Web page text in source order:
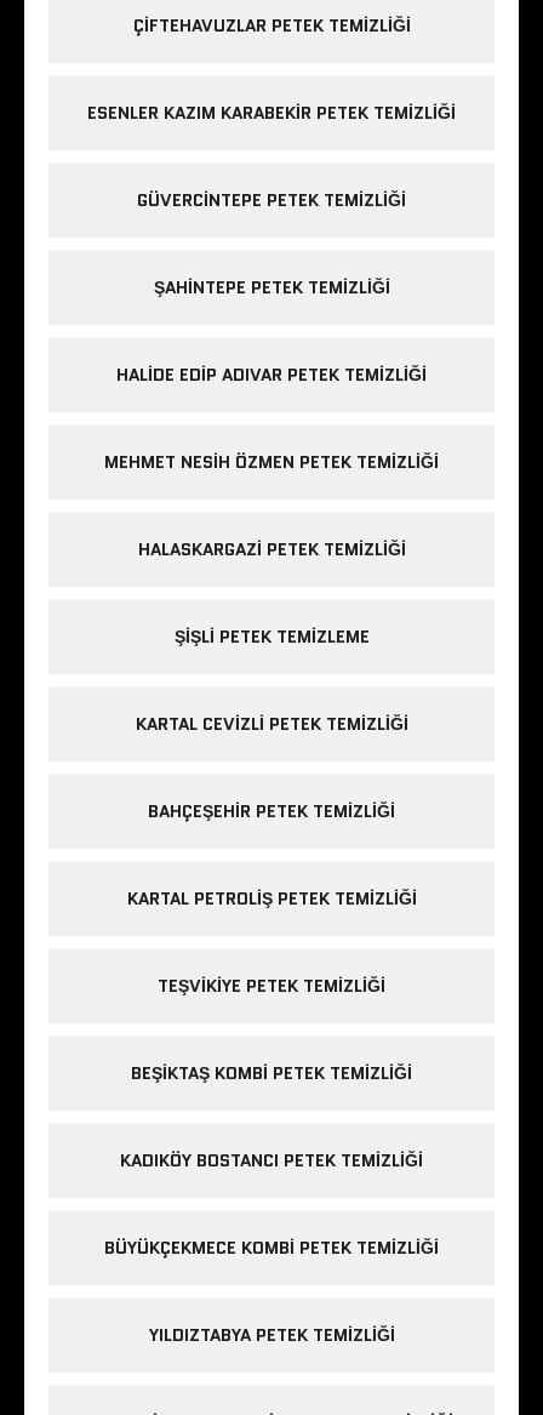
ÇIFTEHAVUZLAR PETEK TEMIZLIĞI
ESENLER KAZIM KARABEKIR PETEK TEMIZLIĞI
GÜVERCINTEPE PETEK TEMIZLIĞI
ŞAHINTEPE PETEK TEMIZLIĞI
HALIDE EDIP ADIVAR PETEK TEMIZLIĞI
MEHMET NESIH ÖZMEN PETEK TEMIZLIĞI
HALASKARGAZI PETEK TEMIZLIĞI
ŞIŞLI PETEK TEMIZLEME
KARTAL CEVIZLI PETEK TEMIZLIĞI
BAHÇEŞEHIR PETEK TEMIZLIĞI
KARTAL PETROLIŞ PETEK TEMIZLIĞI
TEŞVIKIYE PETEK TEMIZLIĞI
BEŞIKTAŞ KOMBI PETEK TEMIZLIĞI
KADIKÖY BOSTANCI PETEK TEMIZLIĞI
BÜYÜKÇEKMECE KOMBI PETEK TEMIZLIĞI
YILDIZTABYA PETEK TEMIZLIĞI